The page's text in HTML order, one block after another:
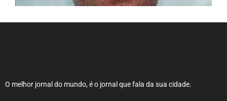
O melhor jornal do mundo, é o jornal que fala da sua cidade.